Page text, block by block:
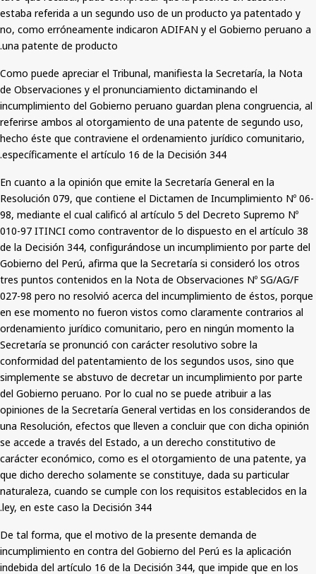
estaba referida a un segundo uso de un producto ya patentado y
no, como erróneamente indicaron ADIFAN y el Gobierno peruano a
una patente de producto.
Como puede apreciar el Tribunal, manifiesta la Secretaría, la Nota
de Observaciones y el pronunciamiento dictaminando el
incumplimiento del Gobierno peruano guardan plena congruencia, al
referirse ambos al otorgamiento de una patente de segundo uso,
hecho éste que contraviene el ordenamiento jurídico comunitario,
específicamente el artículo 16 de la Decisión 344.
En cuanto a la opinión que emite la Secretaría General en la
Resolución 079, que contiene el Dictamen de Incumplimiento Nº 06-
98, mediante el cual calificó al artículo 5 del Decreto Supremo Nº
010-97 ITINCI como contraventor de lo dispuesto en el artículo 38
de la Decisión 344, configurándose un incumplimiento por parte del
Gobierno del Perú, afirma que la Secretaría si consideró los otros
tres puntos contenidos en la Nota de Observaciones Nº SG/AG/F
027-98 pero no resolvió acerca del incumplimiento de éstos, porque
en ese momento no fueron vistos como claramente contrarios al
ordenamiento jurídico comunitario, pero en ningún momento la
Secretaría se pronunció con carácter resolutivo sobre la
conformidad del patentamiento de los segundos usos, sino que
simplemente se abstuvo de decretar un incumplimiento por parte
del Gobierno peruano. Por lo cual no se puede atribuir a las
opiniones de la Secretaría General vertidas en los considerandos de
una Resolución, efectos que lleven a concluir que con dicha opinión
se accede a través del Estado, a un derecho constitutivo de
carácter económico, como es el otorgamiento de una patente, ya
que dicho derecho solamente se constituye, dada su particular
naturaleza, cuando se cumple con los requisitos establecidos en la
ley, en este caso la Decisión 344.
De tal forma, que el motivo de la presente demanda de
incumplimiento en contra del Gobierno del Perú es la aplicación
indebida del artículo 16 de la Decisión 344, que impide que en los